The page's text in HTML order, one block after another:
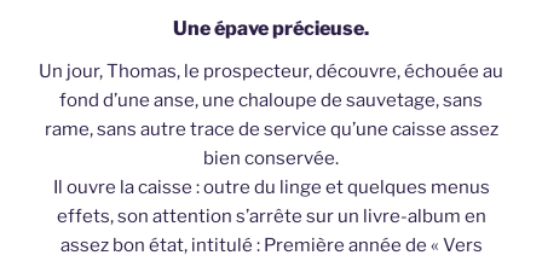
Une épave précieuse.
Un jour, Thomas, le prospecteur, découvre, échouée au
fond d’une anse, une chaloupe de sauvetage, sans
rame, sans autre trace de service qu’une caisse assez
bien conservée.
Il ouvre la caisse : outre du linge et quelques menus
effets, son attention s’arrête sur un livre-album en
assez bon état, intitulé : Première année de « Vers